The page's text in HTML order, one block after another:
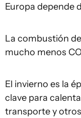
Europa depende
La combustión
mucho menos
El invierno es la
clave para
transporte y